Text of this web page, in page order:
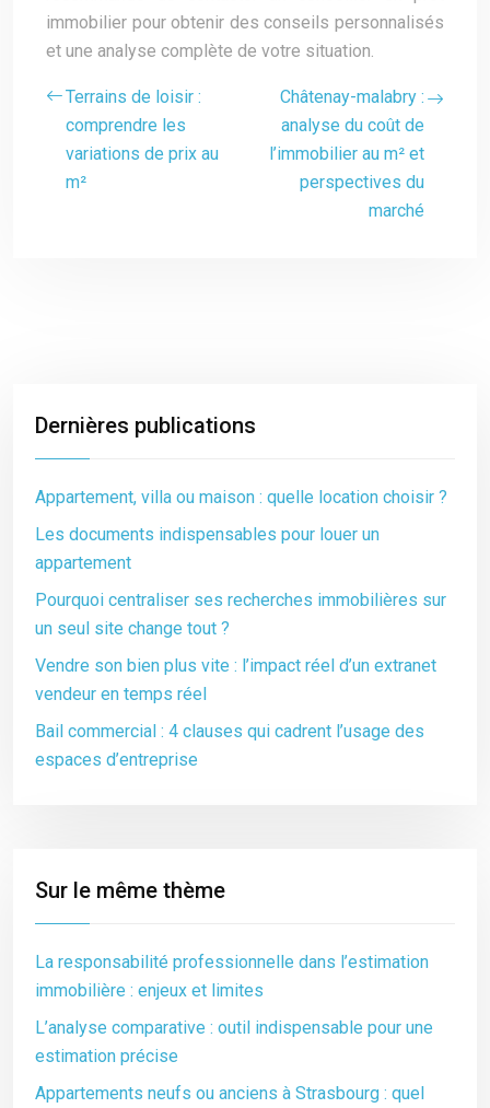
immobilier pour obtenir des conseils personnalisés
et une analyse complète de votre situation.
Terrains de loisir :
comprendre les
variations de prix au
m²
Châtenay-malabry :
analyse du coût de
l’immobilier au m² et
perspectives du
marché
Dernières publications
Appartement, villa ou maison : quelle location choisir ?
Les documents indispensables pour louer un
appartement
Pourquoi centraliser ses recherches immobilières sur
un seul site change tout ?
Vendre son bien plus vite : l’impact réel d’un extranet
vendeur en temps réel
Bail commercial : 4 clauses qui cadrent l’usage des
espaces d’entreprise
Sur le même thème
La responsabilité professionnelle dans l’estimation
immobilière : enjeux et limites
L’analyse comparative : outil indispensable pour une
estimation précise
Appartements neufs ou anciens à Strasbourg : quel